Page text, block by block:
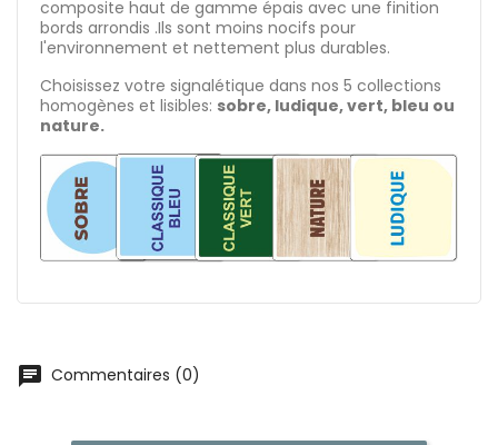
composite haut de gamme épais avec une finition
bords arrondis .Ils sont moins nocifs pour
l'environnement et nettement plus durables.
Choisissez votre signalétique dans nos 5 collections
homogènes et lisibles: sobre, ludique, vert, bleu ou
nature.
chat Commentaires (0)